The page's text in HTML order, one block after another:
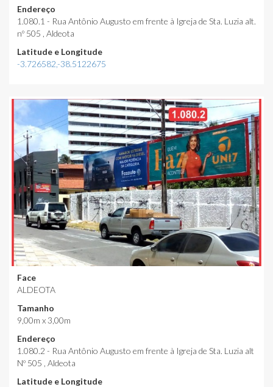
Endereço
1.080.1 - Rua Antônio Augusto em frente à Igreja de Sta. Luzia alt.
nº 505 , Aldeota
Latitude e Longitude
-3.726582,-38.5122675
Face
ALDEOTA
Tamanho
9,00m x 3,00m
Endereço
1.080.2 - Rua Antônio Augusto em frente à Igreja de Sta. Luzia alt
Nº 505 , Aldeota
Latitude e Longitude